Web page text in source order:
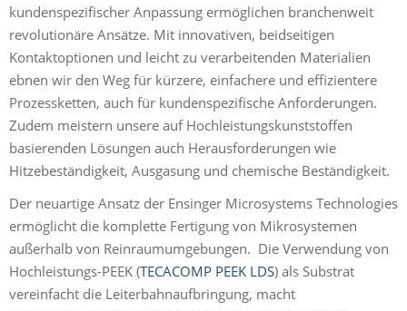
kundenspezifischer Anpassung ermöglichen branchenweit
revolutionäre Ansätze. Mit innovativen, beidseitigen
Kontaktoptionen und leicht zu verarbeitenden Materialien
ebnen wir den Weg für kürzere, einfachere und effizientere
Prozessketten, auch für kundenspezifische Anforderungen.
Zudem meistern unsere auf Hochleistungskunststoffen
basierenden Lösungen auch Herausforderungen wie
Hitzebeständigkeit, Ausgasung und chemische Beständigkeit.
Der neuartige Ansatz der Ensinger Microsystems Technologies
ermöglicht die komplette Fertigung von Mikrosystemen
außerhalb von Reinraumumgebungen. Die Verwendung von
Hochleistungs-PEEK (TECACOMP PEEK LDS) als Substrat
vereinfacht die Leiterbahnaufbringung, macht